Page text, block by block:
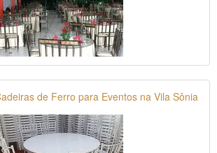
de Ferro para Eventos na Vila Sônia